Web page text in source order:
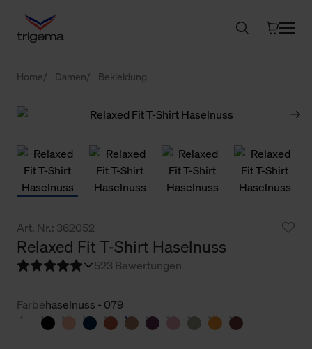
Home Damen Bekleidung
Art. Nr.: 362052
Relaxed Fit T-Shirt Haselnuss
523 Bewertungen
Farbehaselnuss - 079